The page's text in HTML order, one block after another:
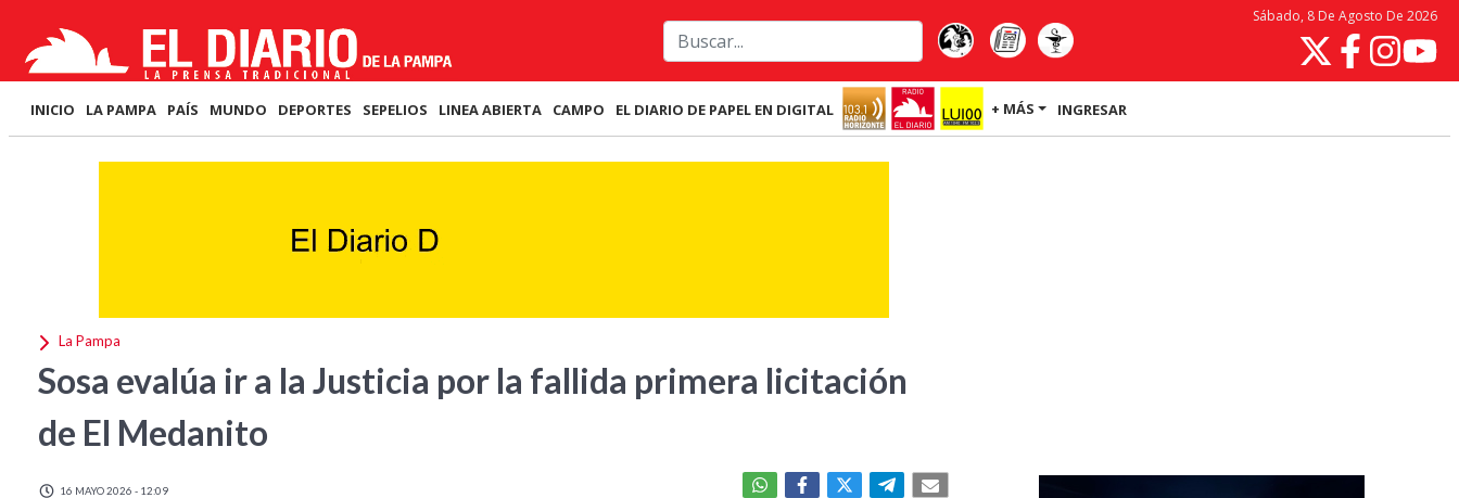
Sábado, 8 De Agosto De 2026
INICIO LA PAMPA PAÍS MUNDO DEPORTES SEPELIOS LINEA ABIERTA CAMPO EL DIARIO DE PAPEL EN DIGITAL + MÁS INGRESAR
La Pampa
Sosa evalúa ir a la Justicia por la fallida primera licitación
de El Medanito
16 MAYO 2026 - 12:09